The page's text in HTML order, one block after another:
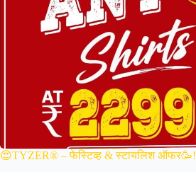
😍TYZER® – फेस्टिव्ह & स्टायलिश ऑफर🥳!